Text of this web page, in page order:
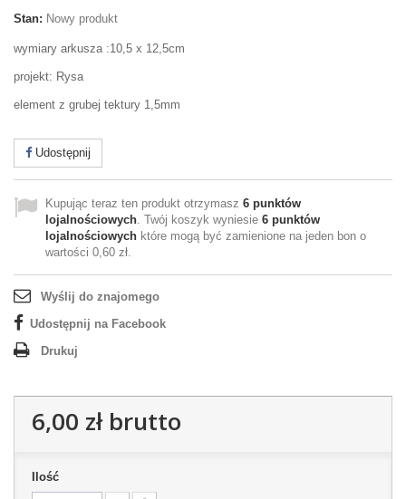
Stan: Nowy produkt
wymiary arkusza :10,5 x 12,5cm
projekt: Rysa
element z grubej tektury 1,5mm
Udostępnij
Kupując teraz ten produkt otrzymasz 6 punktów
lojalnościowych. Twój koszyk wyniesie 6 punktów
lojalnościowych które mogą być zamienione na jeden bon o
wartości 0,60 zł.
Wyślij do znajomego
Udostępnij na Facebook
Drukuj
6,00 złbrutto
Ilość